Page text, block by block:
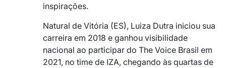
inspirações.
Natural de Vitória (ES), Luiza Dutra iniciou sua
carreira em 2018 e ganhou visibilidade
nacional ao participar do The Voice Brasil em
2021, no time de IZA, chegando às quartas de